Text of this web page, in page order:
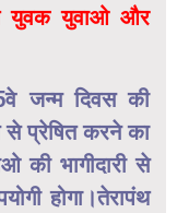
युवक युवाओ और
जन्म दिवस की
से प्रेषित करने का
की भागीदारी से
होगा।तेरापंथ